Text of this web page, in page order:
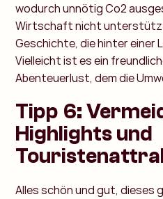
wodurch unnötig Co2
Wirtschaft nicht unterstützt
Geschichte, die hinter einer
Vielleicht ist es ein
Abenteuerlust, dem die
Tipp 6:
Highlights und
Alles schön und gut,